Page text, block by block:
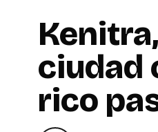
ciudad
rico